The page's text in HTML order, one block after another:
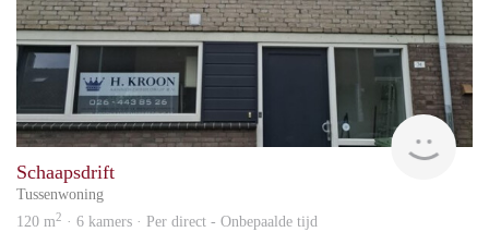
Blinq
Schaapsdrift
Tussenwoning
120 m2 · 6 kamers · Per direct - Onbepaalde tijd